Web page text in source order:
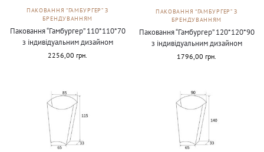
ПАКОВАННЯ “ГАМБУРГЕР” З
БРЕНДУВАННЯМ
Паковання “Гамбургер” 110*110*70
з індивідуальним дизайном
2256,00 грн.
ПАКОВАННЯ “ГАМБУРГЕР” З
БРЕНДУВАННЯМ
Паковання “Гамбургер” 120*120*90
з індивідуальним дизайном
1796,00 грн.